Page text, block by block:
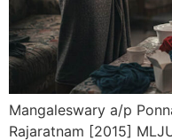
Mangaleswary a/p
Rajaratnam [2015]